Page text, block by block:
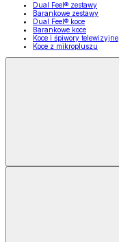
Dual Feel® zestawy
Barankowe zestawy
Dual Feel® koce
Barankowe koce
Koce i śpiwory telewizyjne
Koce z mikropluszu